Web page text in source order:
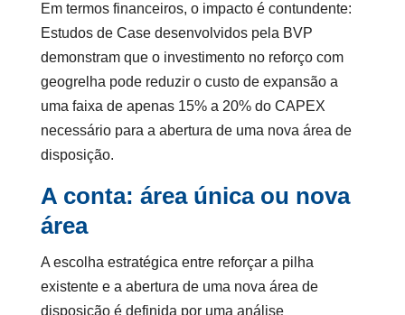
Em termos financeiros, o impacto é contundente:
Estudos de Case desenvolvidos pela BVP
demonstram que o investimento no reforço com
geogrelha pode reduzir o custo de expansão a
uma faixa de apenas 15% a 20% do CAPEX
necessário para a abertura de uma nova área de
disposição.
A conta: área única ou nova
área
A escolha estratégica entre reforçar a pilha
existente e a abertura de uma nova área de
disposição é definida por uma análise